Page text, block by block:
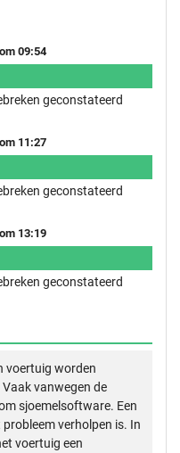
09:54
geconstateerd
11:27
geconstateerd
13:19
geconstateerd
voertuig worden
vanwegen de
sjoemelsoftware. Een
verholpen is. In
voertuig een